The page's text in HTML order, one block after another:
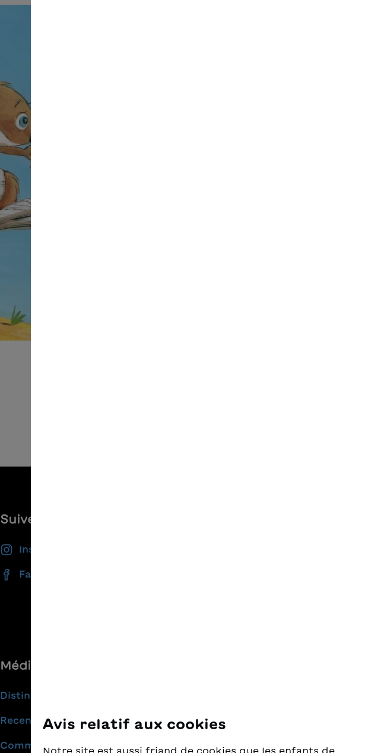
Suivez-nous
Instagram
Facebook
Médias
Distinctions
Recensions
Communiqués de presse
Avis relatif aux cookies
Notre site est aussi friand de cookies que les enfants de